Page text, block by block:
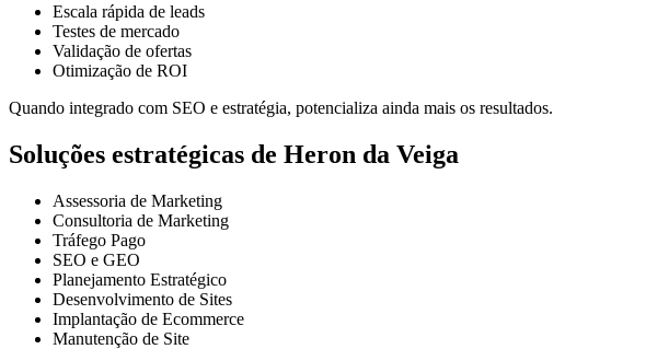
Escala rápida de leads
Testes de mercado
Validação de ofertas
Otimização de ROI
Quando integrado com SEO e estratégia, potencializa ainda mais os resultados.
Soluções estratégicas de Heron da Veiga
Assessoria de Marketing
Consultoria de Marketing
Tráfego Pago
SEO e GEO
Planejamento Estratégico
Desenvolvimento de Sites
Implantação de Ecommerce
Manutenção de Site